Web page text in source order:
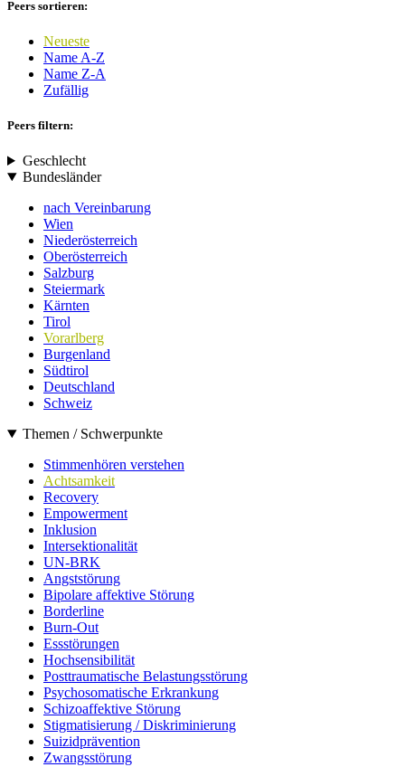
Peers sortieren:
Neueste
Name A-Z
Name Z-A
Zufällig
Peers filtern:
Geschlecht
Bundesländer
nach Vereinbarung
Wien
Niederösterreich
Oberösterreich
Salzburg
Steiermark
Kärnten
Tirol
Vorarlberg
Burgenland
Südtirol
Deutschland
Schweiz
Themen / Schwerpunkte
Stimmenhören verstehen
Achtsamkeit
Recovery
Empowerment
Inklusion
Intersektionalität
UN-BRK
Angststörung
Bipolare affektive Störung
Borderline
Burn-Out
Essstörungen
Hochsensibilität
Posttraumatische Belastungsstörung
Psychosomatische Erkrankung
Schizoaffektive Störung
Stigmatisierung / Diskriminierung
Suizidprävention
Zwangsstörung